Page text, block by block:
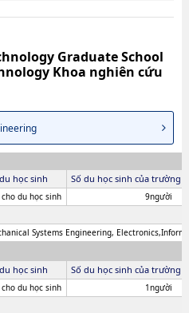
Graduate School
Khoa nghiên cứu
học sinh Số du học sinh của trường
du học sinh 9người
Systems Engineering,
học sinh Số du học sinh của trường
du học sinh 1người